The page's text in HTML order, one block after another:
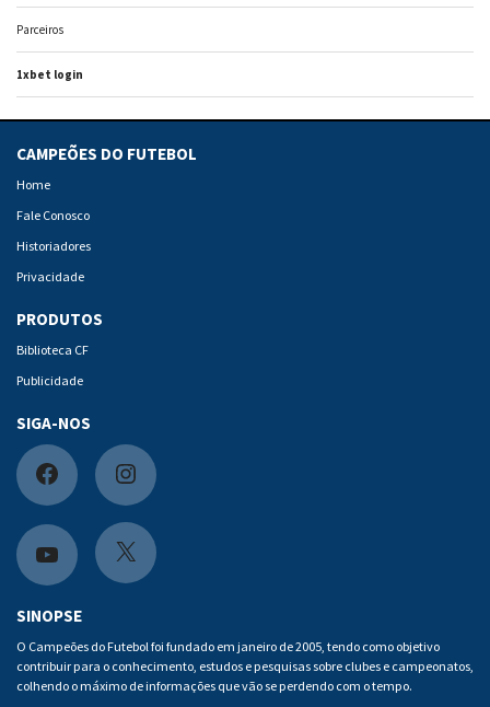
Parceiros
1xbet login
CAMPEÕES DO FUTEBOL
Home
Fale Conosco
Historiadores
Privacidade
PRODUTOS
Biblioteca CF
Publicidade
SIGA-NOS
F
a
c
e
b
o
I
n
s
a
g
Y
o
u
t
X
SINOPSE
O Campeões do Futebol foi fundado em janeiro de 2005, tendo como objetivo
contribuir para o conhecimento, estudos e pesquisas sobre clubes e campeonatos,
colhendo o máximo de informações que vão se perdendo com o tempo.